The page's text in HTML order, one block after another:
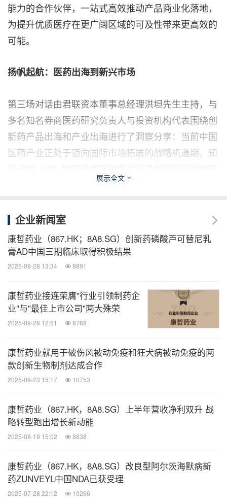
能力的合作伙伴，一站式高效推动产品商业化落地，
为提升优质医疗在更广阔区域的可及性带来更高效的
可能。
扬帆起航：医药出海到新兴市场
第三场对话由君联资本董事总经理洪坦先生主持，与
多名知名券商医药研究负责人与投资机构代表围绕创
新药产品出海和产业出海进行了洞察分享：当前中国
医药产业正处于迈向国际市场拓展的战略机遇期，知
竞争力，但对于大多数本土药企而言，这一过程仍停
续深耕"的跨越，把偶发的授权收益转化为长期的品
牌与价值链掌控力，需将研、产、销三大核心体系国
际化，构建可复制、可扩张、可持续的国际产业闭
环。
论坛的聚光灯虽已熄灭，但凝聚的共识如灯塔般照亮
前路：东南亚、中东等新兴市场正成为全球医药产业
下一个目的地，而康哲药业构筑的"研、产、销、
投"全链条本地化架构已为产业化出海铺路架桥，建
构通途。集团愿携手全球创新者、监管机构与资本力
量，助力更多中国和全球创新药落地新兴市场，惠及
消息来源：康哲药业
微信公众号“医药健闻”发布全球制药、医疗、
大健康企业最新的经营动态。扫描二维码，
立即订阅！
展示全文
企业新闻室
康哲药业（867.HK；8A8.SG）创新药磷酸芦可替尼乳
膏AD中国三期临床取得积极结果
2025-09-28 13:34 8891
康哲药业接连荣膺"行业引领制药企
业"与"最佳上市公司"两大殊荣
2025-09-28 12:51 8768
康哲药业就用于破伤风被动免疫和狂犬病被动免疫的两
款创新生物制剂达成合作
2025-09-23 15:17 10753
康哲药业（867.HK，8A8.SG）上半年营收净利双升 战
略转型跑出增长新动能
2025-08-19 15:02 8838
康哲药业（867.HK，8A8.SG）改良型阿尔茨海默病新
药ZUNVEYL中国NDA已获受理
2025-07-28 22:12 10266